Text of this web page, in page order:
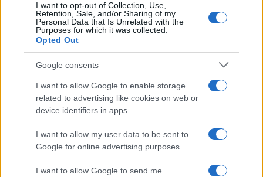
I want to opt-out of Collection, Use,
Retention, Sale, and/or Sharing of my
Personal Data that Is Unrelated with the
Purposes for which it was collected.
Opted Out
Google consents
I want to allow Google to enable storage
related to advertising like cookies on web or
device identifiers in apps.
I want to allow my user data to be sent to
Google for online advertising purposes.
I want to allow Google to send me
SpaceX in ascesa: Unipol e Intesa Sanpaolo tra gli investitori
principali
Francesca Galli · 8 Ago 2026
FINANZA